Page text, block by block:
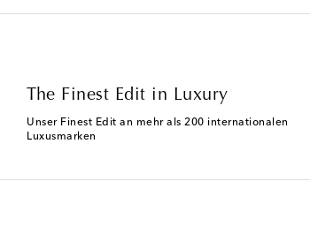
The Finest Edit in Luxury
Unser Finest Edit an mehr als 200 internationalen
Luxusmarken